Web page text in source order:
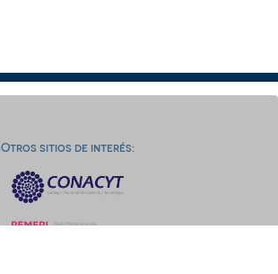
Otros sitios de interés: